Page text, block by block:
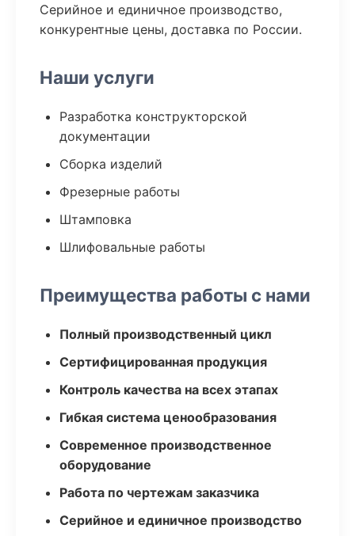
Серийное и единичное производство,
конкурентные цены, доставка по России.
Наши услуги
Разработка конструкторской
документации
Сборка изделий
Фрезерные работы
Штамповка
Шлифовальные работы
Преимущества работы с нами
Полный производственный цикл
Сертифицированная продукция
Контроль качества на всех этапах
Гибкая система ценообразования
Современное производственное
оборудование
Работа по чертежам заказчика
Серийное и единичное производство